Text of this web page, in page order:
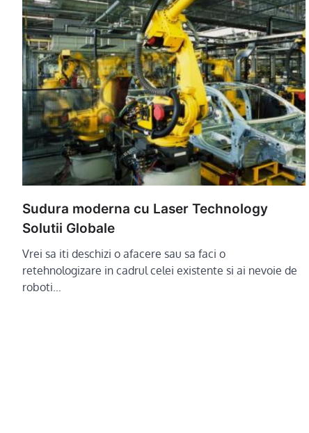
Sudura moderna cu Laser Technology
Solutii Globale
Vrei sa iti deschizi o afacere sau sa faci o
retehnologizare in cadrul celei existente si ai nevoie de
roboti…